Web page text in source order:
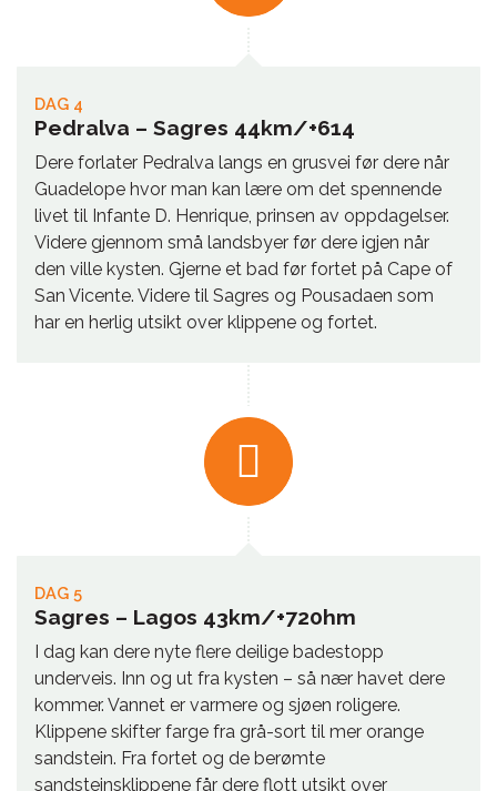
DAG 4
Pedralva – Sagres 44km/+614
Dere forlater Pedralva langs en grusvei før dere når
Guadelope hvor man kan lære om det spennende
livet til Infante D. Henrique, prinsen av oppdagelser.
Videre gjennom små landsbyer før dere igjen når
den ville kysten. Gjerne et bad før fortet på Cape of
San Vicente. Videre til Sagres og Pousadaen som
har en herlig utsikt over klippene og fortet.
DAG 5
Sagres – Lagos 43km/+720hm
I dag kan dere nyte flere deilige badestopp
underveis. Inn og ut fra kysten – så nær havet dere
kommer. Vannet er varmere og sjøen roligere.
Klippene skifter farge fra grå-sort til mer orange
sandstein. Fra fortet og de berømte
sandsteinsklippene får dere flott utsikt over